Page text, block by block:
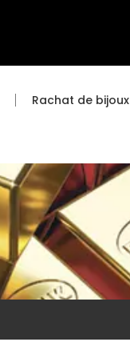
Rachat de bijoux